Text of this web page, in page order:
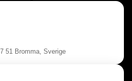
51 Bromma, Sverige